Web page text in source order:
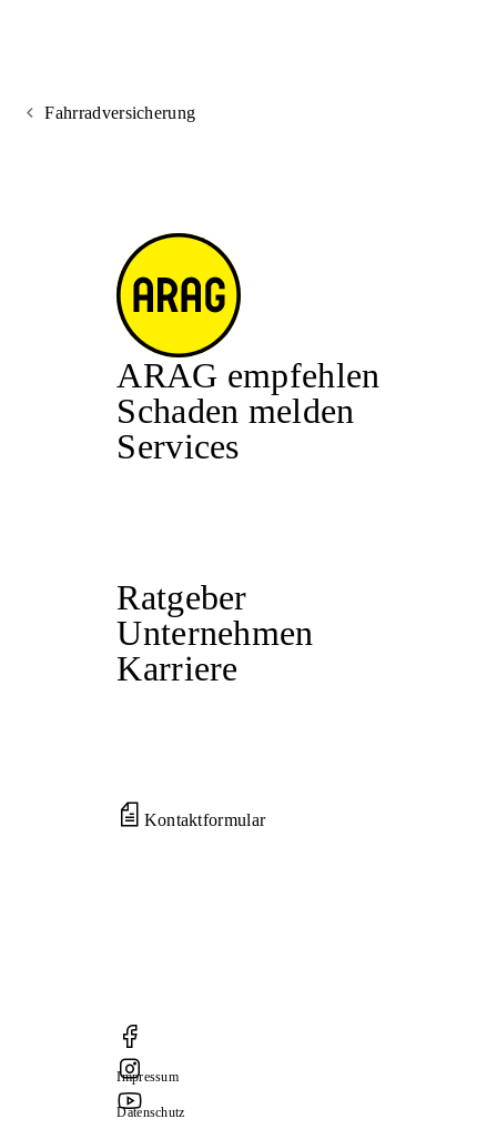
Fahrradversicherung
ARAG empfehlen
Schaden melden
Services
Ratgeber
Unternehmen
Karriere
Kontaktformular
Impressum
Datenschutz